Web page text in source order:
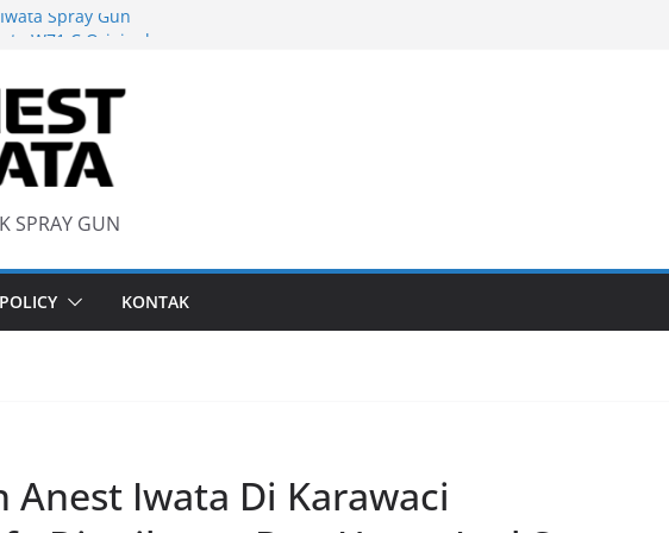
Spray Gun
spray gun
New Model ….Last generation…
SPRAY GUN
POLICY KONTAK
Anest Iwata Di Karawaci